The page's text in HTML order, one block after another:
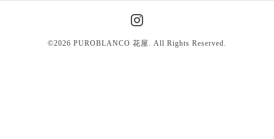
©2026 PUROBLANCO 花屋 . All Rights Reserved.